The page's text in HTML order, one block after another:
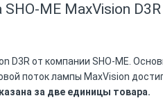
ME MaxVision D3R
D3R от компании SHO-ME.
поток лампы MaxVision
за две единицы товара.